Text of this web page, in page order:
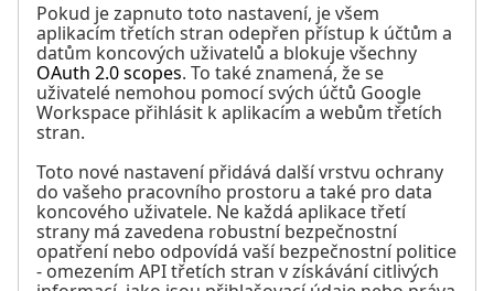
Pokud je zapnuto toto nastavení, je všem
aplikacím třetích stran odepřen přístup k účtům a
datům koncových uživatelů a blokuje všechny
OAuth 2.0 scopes. To také znamená, že se
uživatelé nemohou pomocí svých účtů Google
Workspace přihlásit k aplikacím a webům třetích
stran.
Toto nové nastavení přidává další vrstvu ochrany
do vašeho pracovního prostoru a také pro data
koncového uživatele. Ne každá aplikace třetí
strany má zavedena robustní bezpečnostní
opatření nebo odpovídá vaší bezpečnostní politice
- omezením API třetích stran v získávání citlivých